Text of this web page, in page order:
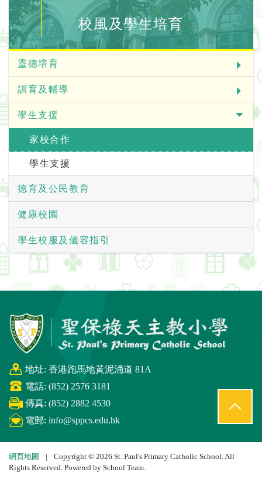
校風及學生培育
靈德培育
訓育及輔導
學生支援
家校合作
學生支援
德育及公民教育
健康校園
學生校服及儀容指引
地址: 香港跑馬地黃泥涌道 81A
電話: (852) 2576 3181
傳真: (852) 2882 4530
電郵: info@sppcs.edu.hk
網頁地圖 |
Copyright © 2026 St. Paul's Primary Catholic School. All
Rights Reserved. Powered by School Team